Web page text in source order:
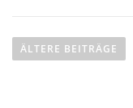
eÄLTERE BEITRÄGE